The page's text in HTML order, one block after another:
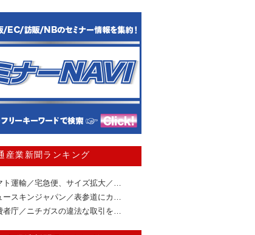
産業新聞ランキング
ト運輸／宅急便、サイズ拡大／…
ースキンジャパン／表参道にカ…
者庁／ニチガスの違法な取引を…